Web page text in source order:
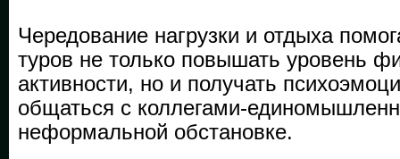
Чередование нагрузки и отдыха
туров не только повышать уровень
активности, но и получать
общаться с коллегами-
неформальной обстановке.